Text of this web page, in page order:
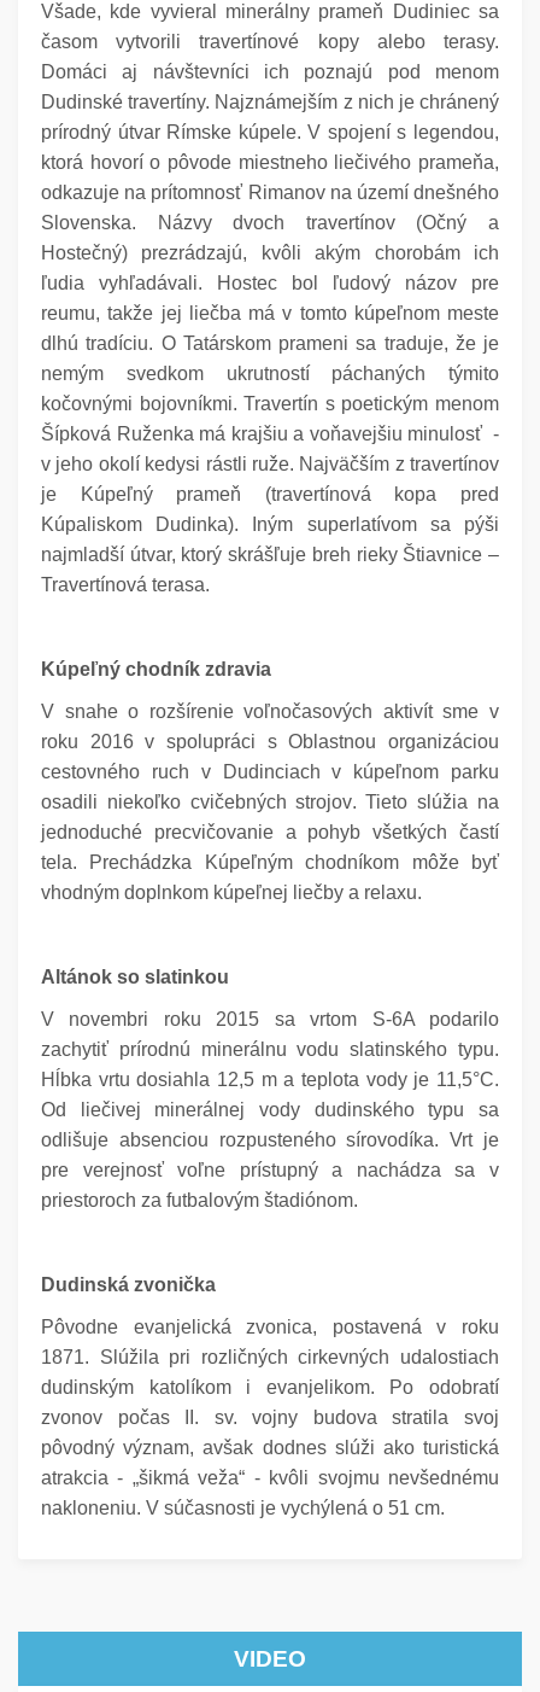
Všade, kde vyvieral minerálny prameň Dudiniec sa
časom vytvorili travertínové kopy alebo terasy.
Domáci aj návštevníci ich poznajú pod menom
Dudinské travertíny. Najznámejším z nich je chránený
prírodný útvar Rímske kúpele. V spojení s legendou,
ktorá hovorí o pôvode miestneho liečivého prameňa,
odkazuje na prítomnosť Rimanov na území dnešného
Slovenska. Názvy dvoch travertínov (Očný a
Hostečný) prezrádzajú, kvôli akým chorobám ich
ľudia vyhľadávali. Hostec bol ľudový názov pre
reumu, takže jej liečba má v tomto kúpeľnom meste
dlhú tradíciu. O Tatárskom prameni sa traduje, že je
nemým svedkom ukrutností páchaných týmito
kočovnými bojovníkmi. Travertín s poetickým menom
Šípková Ruženka má krajšiu a voňavejšiu minulosť -
v jeho okolí kedysi rástli ruže. Najväčším z travertínov
je Kúpeľný prameň (travertínová kopa pred
Kúpaliskom Dudinka). Iným superlatívom sa pýši
najmladší útvar, ktorý skrášľuje breh rieky Štiavnice –
Travertínová terasa.
Kúpeľný chodník zdravia
V snahe o rozšírenie voľnočasových aktivít sme v
roku 2016 v spolupráci s Oblastnou organizáciou
cestovného ruch v Dudinciach v kúpeľnom parku
osadili niekoľko cvičebných strojov. Tieto slúžia na
jednoduché precvičovanie a pohyb všetkých častí
tela. Prechádzka Kúpeľným chodníkom môže byť
vhodným doplnkom kúpeľnej liečby a relaxu.
Altánok so slatinkou
V novembri roku 2015 sa vrtom S-6A podarilo
zachytiť prírodnú minerálnu vodu slatinského typu.
Hĺbka vrtu dosiahla 12,5 m a teplota vody je 11,5°C.
Od liečivej minerálnej vody dudinského typu sa
odlišuje absenciou rozpusteného sírovodíka. Vrt je
pre verejnosť voľne prístupný a nachádza sa v
priestoroch za futbalovým štadiónom.
Dudinská zvonička
Pôvodne evanjelická zvonica, postavená v roku
1871. Slúžila pri rozličných cirkevných udalostiach
dudinským katolíkom i evanjelikom. Po odobratí
zvonov počas II. sv. vojny budova stratila svoj
pôvodný význam, avšak dodnes slúži ako turistická
atrakcia - „šikmá veža“ - kvôli svojmu nevšednému
nakloneniu. V súčasnosti je vychýlená o 51 cm.
VIDEO